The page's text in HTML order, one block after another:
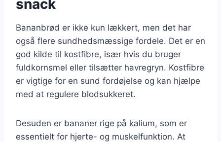
snack
Bananbrød er ikke kun lækkert, men det har
også flere sundhedsmæssige fordele. Det er en
god kilde til kostfibre, især hvis du bruger
fuldkornsmel eller tilsætter havregryn. Kostfibre
er vigtige for en sund fordøjelse og kan hjælpe
med at regulere blodsukkeret.
Desuden er bananer rige på kalium, som er
essentielt for hjerte- og muskelfunktion. At